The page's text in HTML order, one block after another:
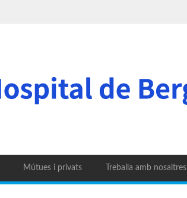
Mútues i privats Treballa amb nosaltres